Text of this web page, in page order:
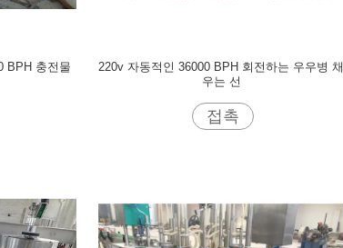
BPH 충전물
220v 자동적인 36000 BPH 회전하는 우우병 채
우는 선
접촉